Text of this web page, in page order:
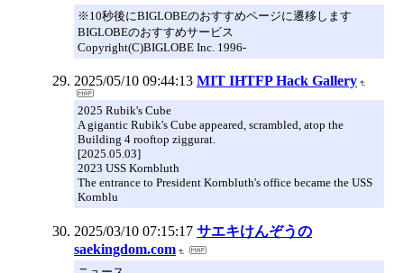
※10秒後にBIGLOBEのおすすめページに遷移します
BIGLOBEのおすすめサービス
Copyright(C)BIGLOBE Inc. 1996-
2025/05/10 09:44:13 MIT IHTFP Hack Gallery
2025 Rubik's Cube
A gigantic Rubik's Cube appeared, scrambled, atop the
Building 4 rooftop ziggurat.
[2025.05.03]
2023 USS Kornbluth
The entrance to President Kornbluth's office became the USS
Kornblu
2025/03/10 07:15:17 サエキけんぞうの
saekingdom.com